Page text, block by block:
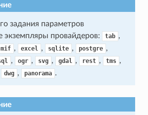
задания параметров
экземпляры провайдеров:
tab ,
mif , excel , sqlite , postgre ,
, ogr , svg , gdal , rest , tms ,
dwg , panorama .